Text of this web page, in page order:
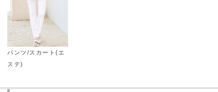
パンツ/スカート(エ
ステ)